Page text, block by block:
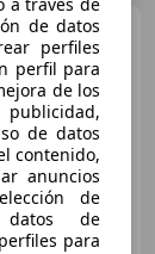
20dA
CV)
a través de
de datos
perfiles
perfil para
de los
de datos
contenido,
anuncios
de
datos de
para